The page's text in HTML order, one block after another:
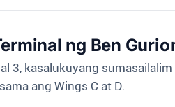
ng Ben
3, kasalukuyang
ang Wings C at D.